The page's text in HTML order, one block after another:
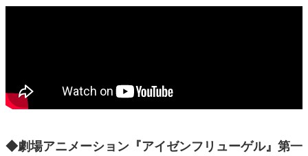
◆劇場アニメーション『アイゼンフリューゲル』第一